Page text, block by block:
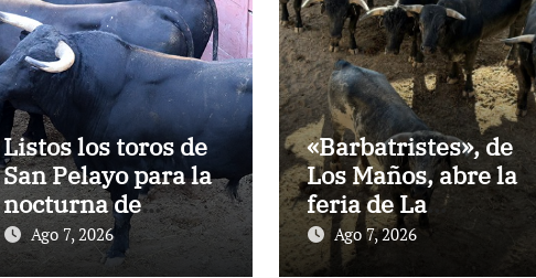
Listos los toros de
San Pelayo para la
nocturna de
rejones en El
Puerto
Ago 7, 2026
«Barbatristes», de
Los Maños, abre la
feria de La
Albahaca de
Huesca
Ago 7, 2026